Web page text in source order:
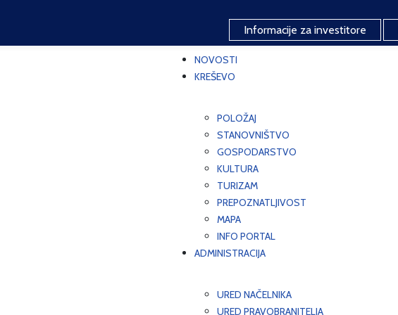
Informacije za investitore
NOVOSTI
KREŠEVO
POLOŽAJ
STANOVNIŠTVO
GOSPODARSTVO
KULTURA
TURIZAM
PREPOZNATLJIVOST
MAPA
INFO PORTAL
ADMINISTRACIJA
URED NAČELNIKA
URED PRAVOBRANITELJA